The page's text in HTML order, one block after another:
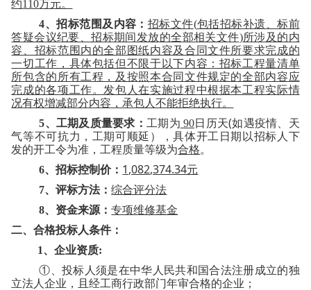
约110万元。
4、招标范围及内容： 招标文件(包括招标补遗、标前
答疑会议纪要、招标期间发放的全部相关文件)所涉及的内
容、招标范围内的全部图纸内容及合同文件所要求完成的
一切工作，具体包括但不限于以下内容：招标工程量清单
所包含的所有工程，及按照本合同文件规定的全部内容应
完成的各项工作。发包人在实施过程中根据本工程实际情
况有权增减部分内容，承包人不能拒绝执行。
5、工期及质量要求： 工期为 90日历天(如遇疫情、天
气等不可抗力，工期可顺延）
，具体开工日期以招标人下
发的开工令为准，工程质量等级为合格。
6、招标控制价： 1,082,374.34元
7、评标方法：综合评分法
8、资金来源：专项维修基金
二、合格投标人条件：
1、企业资质:
① 、投标人须是在中华人民共和国合法注册成立的独
立法人企业，且经工商行政部门年审合格的企业；